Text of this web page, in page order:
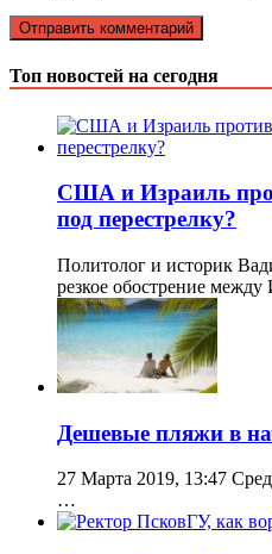
Топ новостей на сегодня
США и Израиль
под перестрелку?
Политолог и историк
резкое обострение
Дешевые пляжи в
27 Марта 2019, 13:47
…